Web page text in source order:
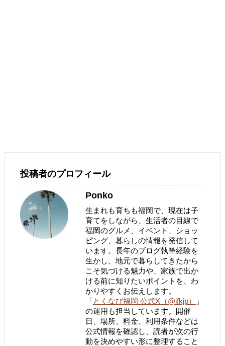
投稿者のプロフィール
Ponko
生まれも育ちも福岡で、現在は子
育てをしながら、生活者の目線で
福岡のグルメ、イベント、ショッ
ピング、暮らしの情報を発信して
います。長年のブログ執筆経験を
生かし、地元で暮らしてきたから
こそ気づける魅力や、家族で出か
ける前に知りたいポイントを、わ
かりやすくお伝えします。
「とくなび福岡 公式X（@ifkjp）
」
の運用も担当しています。開催
日、場所、料金、利用条件などは
公式情報を確認し、読者が次の行
動を決めやすい形に整理すること